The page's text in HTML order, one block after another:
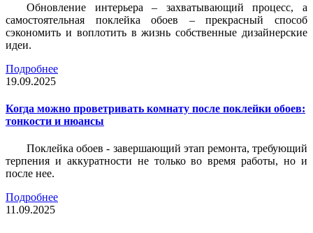
Обновление интерьера – захватывающий процесс, а
самостоятельная поклейка обоев – прекрасный способ
сэкономить и воплотить в жизнь собственные дизайнерские
идеи.
Подробнее
19.09.2025
Когда можно проветривать комнату после поклейки обоев:
тонкости и нюансы
Поклейка обоев - завершающий этап ремонта, требующий
терпения и аккуратности не только во время работы, но и
после нее.
Подробнее
11.09.2025